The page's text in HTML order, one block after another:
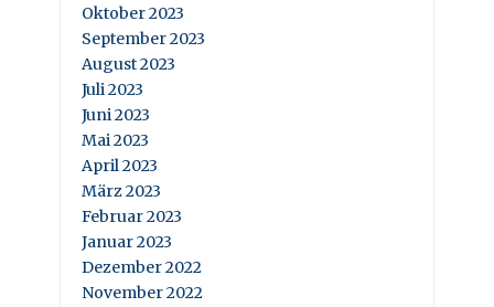
Oktober 2023
September 2023
August 2023
Juli 2023
Juni 2023
Mai 2023
April 2023
März 2023
Februar 2023
Januar 2023
Dezember 2022
November 2022